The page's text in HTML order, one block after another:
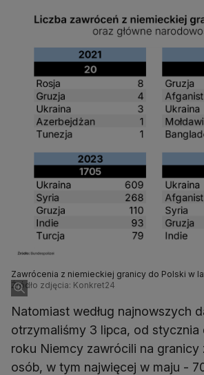
Zawrócenia z niemieckiej granicy do Polski w
Źródło zdjęcia: Konkret24
Natomiast według najnowszych
otrzymaliśmy 3 lipca, od stycznia
roku Niemcy zawrócili na granicy
osób, w tym najwięcej w maju -